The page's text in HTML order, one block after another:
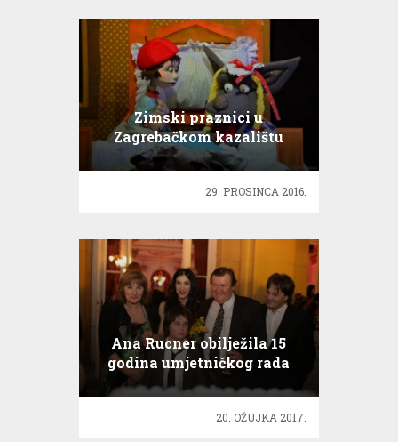
Zimski praznici u
Zagrebačkom kazalištu
lutaka
29. PROSINCA 2016.
Ana Rucner obilježila 15
godina umjetničkog rada
20. OŽUJKA 2017.